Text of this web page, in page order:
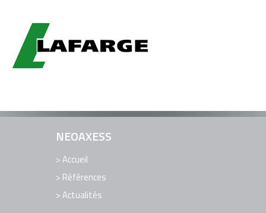
LOGICIELS
RÉFÉRENCES
SUPPORT TECHNIQUE ET ASSISTANCE
NEOAXESS
Accueil
Références
Actualités